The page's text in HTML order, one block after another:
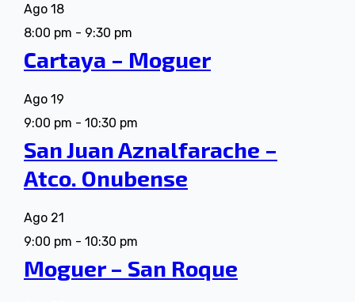
Ago 18
8:00 pm - 9:30 pm
Cartaya – Moguer
Ago 19
9:00 pm - 10:30 pm
San Juan Aznalfarache –
Atco. Onubense
Ago 21
9:00 pm - 10:30 pm
Moguer – San Roque